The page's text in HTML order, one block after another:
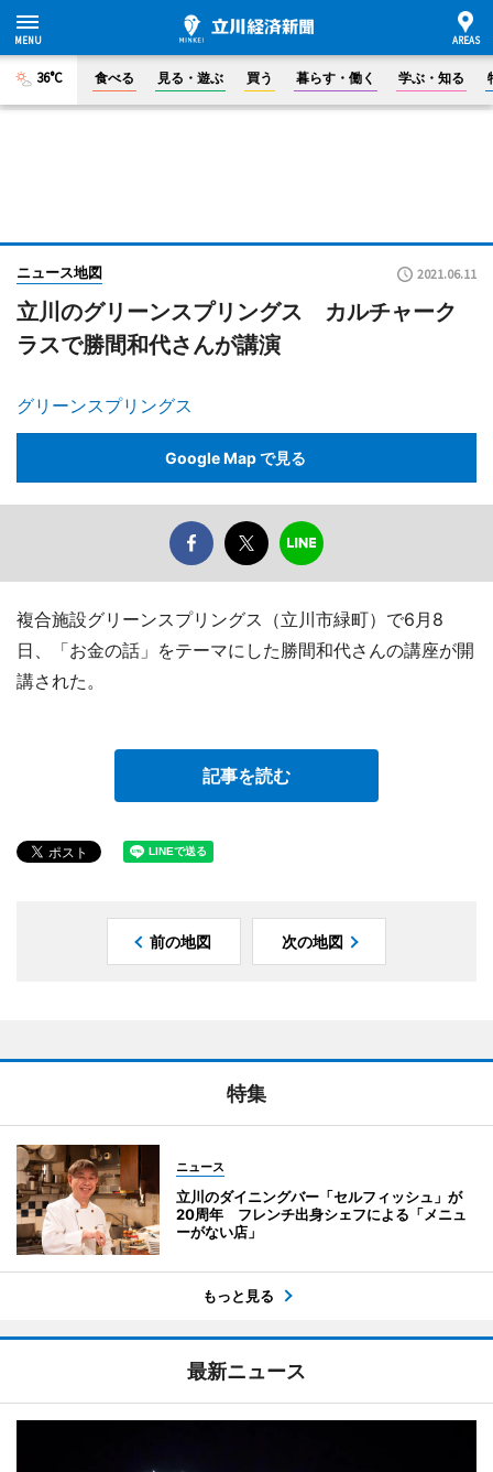
36°C 食べる 見る・遊ぶ 買う 暮らす・働く 学ぶ・知る
ニュース地図 2021.06.11
立川のグリーンスプリングス カルチャーク
ラスで勝間和代さんが講演
グリーンスプリングス
Google Map で見る
複合施設グリーンスプリングス（立川市緑町）で6月8
日、「お金の話」をテーマにした勝間和代さんの講座が開
講された。
記事を読む
前の地図 次の地図
特集
ニュース
立川のダイニングバー「セルフィッシュ」が
20周年 フレンチ出身シェフによる「メニュ
ーがない店」
もっと見る
最新ニュース